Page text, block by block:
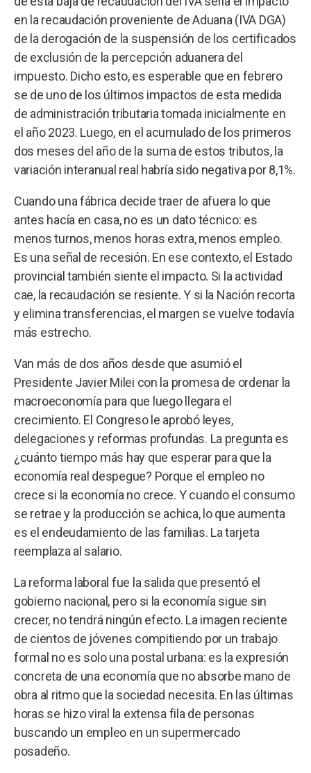
en la recaudación proveniente de Aduana (IVA DGA)
de la derogación de la suspensión de los certificados
de exclusión de la percepción aduanera del
impuesto. Dicho esto, es esperable que en febrero
se de uno de los últimos impactos de esta medida
de administración tributaria tomada inicialmente en
el año 2023. Luego, en el acumulado de los primeros
dos meses del año de la suma de estos tributos, la
variación interanual real habría sido negativa por 8,1%.
Cuando una fábrica decide traer de afuera lo que
antes hacía en casa, no es un dato técnico: es
menos turnos, menos horas extra, menos empleo.
Es una señal de recesión. En ese contexto, el Estado
provincial también siente el impacto. Si la actividad
cae, la recaudación se resiente. Y si la Nación recorta
y elimina transferencias, el margen se vuelve todavía
más estrecho.
Van más de dos años desde que asumió el
Presidente Javier Milei con la promesa de ordenar la
macroeconomía para que luego llegara el
crecimiento. El Congreso le aprobó leyes,
delegaciones y reformas profundas. La pregunta es
¿cuánto tiempo más hay que esperar para que la
economía real despegue? Porque el empleo no
crece si la economía no crece. Y cuando el consumo
se retrae y la producción se achica, lo que aumenta
es el endeudamiento de las familias. La tarjeta
reemplaza al salario.
La reforma laboral fue la salida que presentó el
gobierno nacional, pero si la economía sigue sin
crecer, no tendrá ningún efecto. La imagen reciente
de cientos de jóvenes compitiendo por un trabajo
formal no es solo una postal urbana: es la expresión
concreta de una economía que no absorbe mano de
obra al ritmo que la sociedad necesita. En las últimas
horas se hizo viral la extensa fila de personas
buscando un empleo en un supermercado
posadeño.